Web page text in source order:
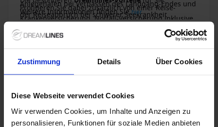
Zustimmung Details Über Cookies
Diese Webseite verwendet Cookies
Wir verwenden Cookies, um Inhalte und Anzeigen zu
personalisieren, Funktionen für soziale Medien anbieten
Anlegehafen bei Verpassen des Landgang-Endes und
der Reiseabbruch bei schwerer Seekrankheit
Profitieren Sie dabei zusätzlich von einer Reise-
Krankenversicherung, Notfall-Versicherung inklusive
weltweitem Notruf-Service mit Dolmetscher, Reise-
Unfallversicherung, Reisegepäck-Versicherung und
Weitere Informationen finden Siehier.
1 / 34
AIDAcosma
4.3/5120 Bewertungen